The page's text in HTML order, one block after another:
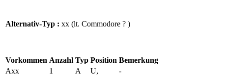
Alternativ-Typ : xx (lt. Commodore ? )
Vorkommen Anzahl Typ Position Bemerkung
Axx
1 A U,
-